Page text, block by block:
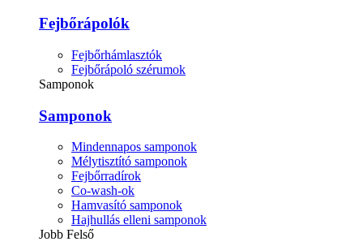
Fejbőrápolók
Fejbőrhámlasztók
Fejbőrápoló szérumok
Samponok
Samponok
Mindennapos samponok
Mélytisztító samponok
Fejbőrradírok
Co-wash-ok
Hamvasító samponok
Hajhullás elleni samponok
Jobb Felső